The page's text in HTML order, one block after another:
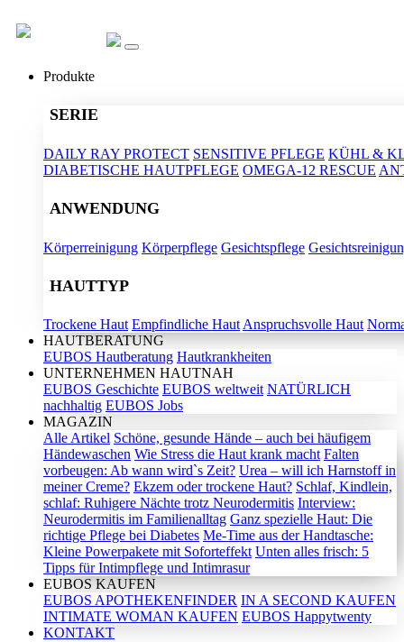
Produkte
SERIE
DAILY RAY PROTECT SENSITIVE PFLEGE KÜHL &
DIABETISCHE HAUTPFLEGE OMEGA-12 RESCUE
ANWENDUNG
Körperreinigung Körperpflege Gesichtspflege
HAUTTYP
Trockene Haut Empfindliche HautAnspruchsvolle Haut
HAUTBERATUNG
EUBOS Hautberatung Hautkrankheiten
UNTERNEHMEN HAUTNAH
EUBOS Geschichte EUBOS weltweit NATÜRLICH
nachhaltig EUBOS Jobs
MAGAZIN
Alle Artikel Schöne, gesunde Hände – auch bei häufigem
Händewaschen Wie Stress die Haut krank macht Falten
vorbeugen: Ab wann wird`s Zeit? Urea – will ich Harnstoff in
meiner Creme? Ekzem oder trockene Haut? Schlaf, Kindlein,
schlaf: Ruhigere Nächte trotz Neurodermitis Interview:
Neurodermitis im Familienalltag Ganz spezielle Haut: Die
richtige Pflege bei Diabetes Me-Time aus der Handtasche:
Kleine Powerpakete mit Soforteffekt Unten alles frisch: 5
Tipps für Intimpflege und Intimrasur
EUBOS KAUFEN
EUBOS APOTHEKENFINDER IN A SECOND KAUFEN
INTIMATE WOMAN KAUFEN EUBOS Happytwenty
KONTAKT